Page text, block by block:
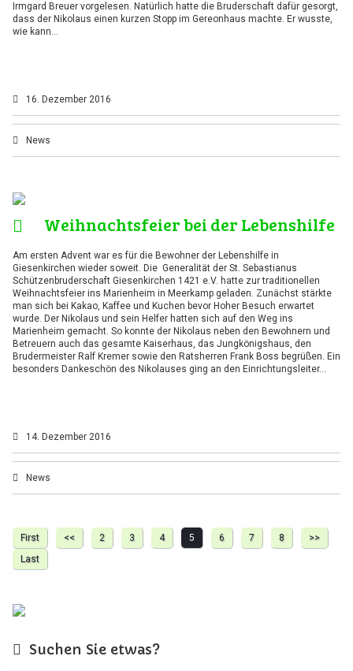
Irmgard Breuer vorgelesen. Natürlich hatte die Bruderschaft dafür gesorgt,
dass der Nikolaus einen kurzen Stopp im Gereonhaus machte. Er wusste,
wie kann…
16. Dezember 2016
News
Weihnachtsfeier bei der Lebenshilfe
Am ersten Advent war es für die Bewohner der Lebenshilfe in
Giesenkirchen wieder soweit. Die Generalität der St. Sebastianus
Schützenbruderschaft Giesenkirchen 1421 e.V. hatte zur traditionellen
Weihnachtsfeier ins Marienheim in Meerkamp geladen. Zunächst stärkte
man sich bei Kakao, Kaffee und Kuchen bevor Hoher Besuch erwartet
wurde. Der Nikolaus und sein Helfer hatten sich auf den Weg ins
Marienheim gemacht. So konnte der Nikolaus neben den Bewohnern und
Betreuern auch das gesamte Kaiserhaus, das Jungkönigshaus, den
Brudermeister Ralf Kremer sowie den Ratsherren Frank Boss begrüßen. Ein
besonders Dankeschön des Nikolauses ging an den Einrichtungsleiter…
14. Dezember 2016
News
First << 2 3 4 5 6 7 8
>>
Last
Suchen Sie etwas?